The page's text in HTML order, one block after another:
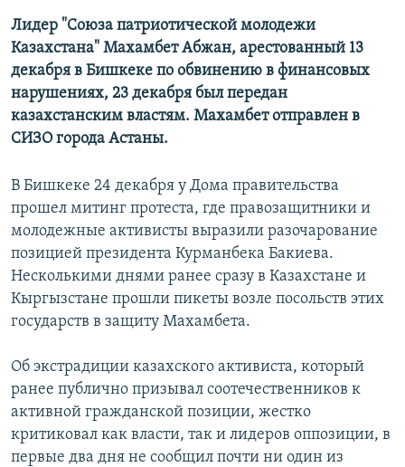
поискуЎЗБЕКЧА
ТОҶИКӢ
TÜRKMENÇE
Все сайты РСЕ/РС
Лидер "Союза патриотической молодежи
Казахстана" Махамбет Абжан, арестованный 13
декабря в Бишкеке по обвинению в финансовых
нарушениях, 23 декабря был передан
казахстанским властям. Махамбет отправлен в
СИЗО города Астаны.
В Бишкеке 24 декабря у Дома правительства
прошел митинг протеста, где правозащитники и
молодежные активисты выразили разочарование
позицией президента Курманбека Бакиева.
Несколькими днями ранее сразу в Казахстане и
Кыргызстане прошли пикеты возле посольств этих
государств в защиту Махамбета.
Об экстрадиции казахского активиста, который
ранее публично призывал соотечественников к
активной гражданской позиции, жестко
критиковал как власти, так и лидеров оппозиции, в
первые два дня не сообщил почти ни один из